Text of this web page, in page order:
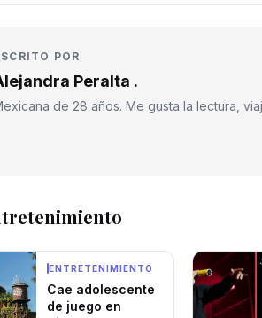
POR
Peralta .
de 28 años. Me gusta la lectura,
ENTRETENIMIENTO
Cae adolescente
de juego en